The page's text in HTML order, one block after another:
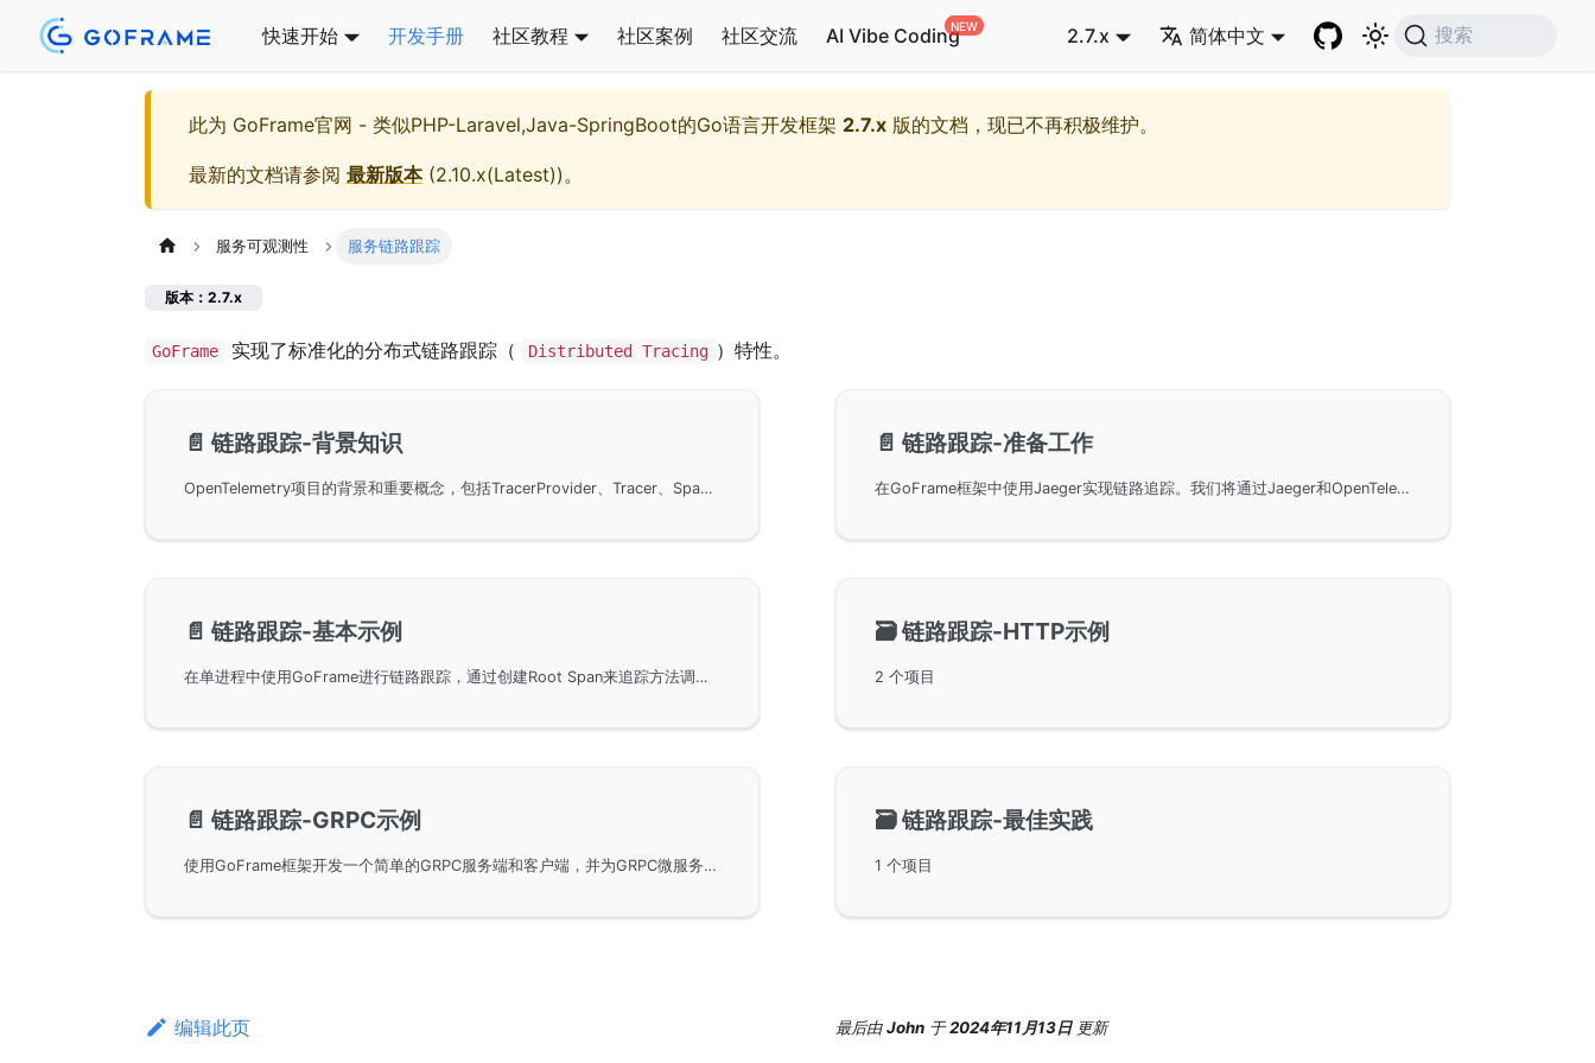
快速开始 开发手册 社区教程 社区案例 社区交流 AI Vibe Coding 2.7.x 简体中文 搜索
此为 GoFrame官网 - 类似PHP-Laravel,Java-SpringBoot的Go语言开发框架 2.7.x 版的文档，现已不再积极维护。
最新的文档请参阅 最新版本(2.10.x(Latest))。
服务可观测性 服务链路跟踪
版本：2.7.x
GoFrame 实现了标准化的分布式链路跟踪（ Distributed Tracing ）特性。
📄️ 链路跟踪-背景知识
OpenTelemetry项目的背景和重要概念，包括TracerProvider、Tracer、Span、Attributes、Events、SpanContext和Propagator等组件，并说明了GoFrame框架在这些技术上的支持，以及如何使用gtrace模块实现链路跟踪。此外，还列举了支持OpenTelemetry标准的GoFrame核心组件，如HTTP客户端、HTTP服务端、gRPC客户端和服务端、Logging、ORM和NoSQL Redis等。
📄️ 链路跟踪-准备工作
在GoFrame框架中使用Jaeger实现链路追踪。我们将通过Jaeger和OpenTelemetry结合的方式，展示如何在系统中引入分布式追踪，包括Jaeger的快速部署方法，以及GoFrame框架中示例代码的位置和封装好的注册模块。
📄️ 链路跟踪-基本示例
在单进程中使用GoFrame进行链路跟踪，通过创建Root Span来追踪方法调用链，并在Jaeger UI中查看结果。介绍了如何在方法间创建Span以记录方法调用过程，并通过详细的示例代码展示了如何在GoFrame框架中实现链路的信息传递与性能监控，帮助用户快速定位系统异常和发现性能瓶颈。
🗃️链路跟踪-HTTP示例
2 个项目
📄️ 链路跟踪-GRPC示例
使用GoFrame框架开发一个简单的GRPC服务端和客户端，并为GRPC微服务增加链路跟踪特性。示例代码说明了如何初始化Jaeger，用Redis适配器实现缓存，以及在客户端与服务端间进行链路信息传递。
🗃️链路跟踪-最佳实践
1 个项目
编辑此页 最后由John 于2024年11月13日 更新